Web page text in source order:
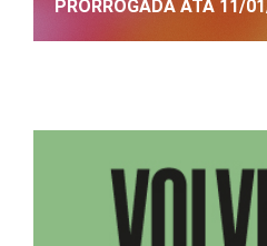
PRORROGADA ATA 11/